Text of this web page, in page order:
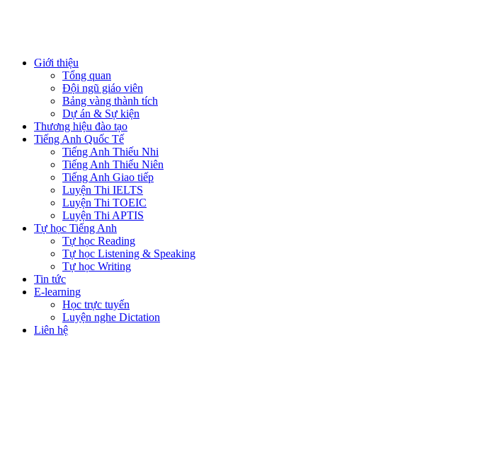
Giới thiệu
Tổng quan
Đội ngũ giáo viên
Bảng vàng thành tích
Dự án & Sự kiện
Thương hiệu đào tạo
Tiếng Anh Quốc Tế
Tiếng Anh Thiếu Nhi
Tiếng Anh Thiếu Niên
Tiếng Anh Giao tiếp
Luyện Thi IELTS
Luyện Thi TOEIC
Luyện Thi APTIS
Tự học Tiếng Anh
Tự học Reading
Tự học Listening & Speaking
Tự học Writing
Tin tức
E-learning
Học trực tuyến
Luyện nghe Dictation
Liên hệ